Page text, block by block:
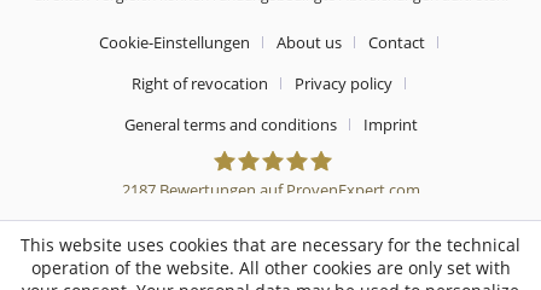
Cookie-Einstellungen About us
Contact
Right of revocation
Privacy policy
General terms and conditions
Imprint
Sebworld
2187Bewertungen auf ProvenExpert.com
This website uses cookies that are necessary for the technical
operation of the website. All other cookies are only set with